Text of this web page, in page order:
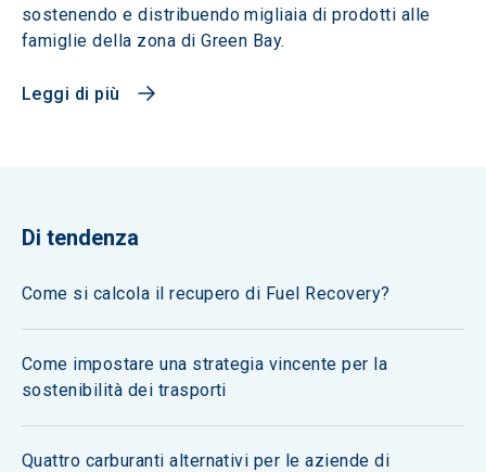
sostenendo e distribuendo migliaia di prodotti alle
famiglie della zona di Green Bay.
Leggi di più
Di tendenza
Come si calcola il recupero di Fuel Recovery?
Come impostare una strategia vincente per la
sostenibilità dei trasporti
Quattro carburanti alternativi per le aziende di